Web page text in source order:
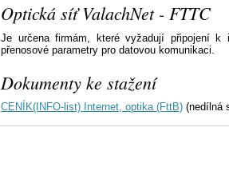
Optická síť ValachNet - FTTC
Je určena firmám, které vyžadují připojení k
přenosové parametry pro datovou komunikaci.
Dokumenty ke stažení
CENÍK(INFO-list) Internet, optika (FttB) (nedílná